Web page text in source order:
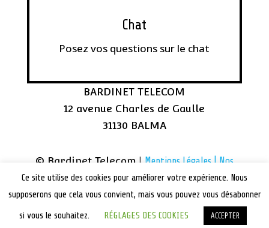
Chat
Posez vos questions sur le chat
BARDINET TELECOM
12 avenue Charles de Gaulle
31130 BALMA
© Bardinet Telecom | Mentions Légales | Nos
lieux d’interventions
Ce site utilise des cookies pour améliorer votre expérience. Nous
supposerons que cela vous convient, mais vous pouvez vous désabonner
si vous le souhaitez. RÉGLAGES DES COOKIES ACCEPTER